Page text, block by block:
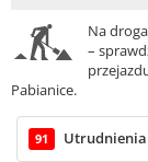
Na
–
Pabianice.
91 Utrudnienia